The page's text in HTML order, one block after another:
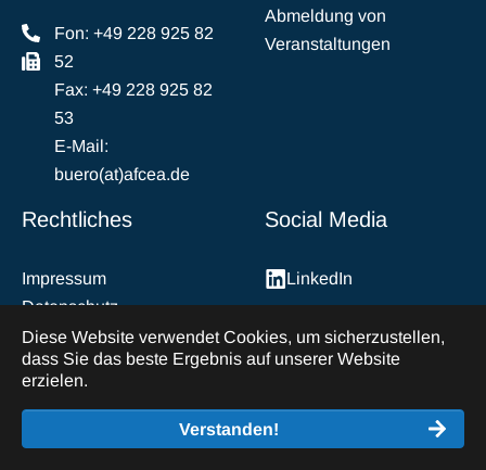
Diese Website verwendet Cookies, um sicherzustellen,
dass Sie das beste Ergebnis auf unserer Website
erzielen.
Verstanden!
Fon: +49 228 925 82
52
Fax: +49 228 925 82
53
E-Mail:
buero(at)afcea.de
Abmeldung von
Veranstaltungen
Rechtliches
Impressum
Datenschutz
Abmeldung vom
Mailverkehr
Social Media
LinkedIn